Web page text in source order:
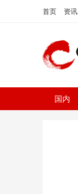
首页 资讯
国内